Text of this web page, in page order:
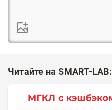
Читайте на SMART-LAB: